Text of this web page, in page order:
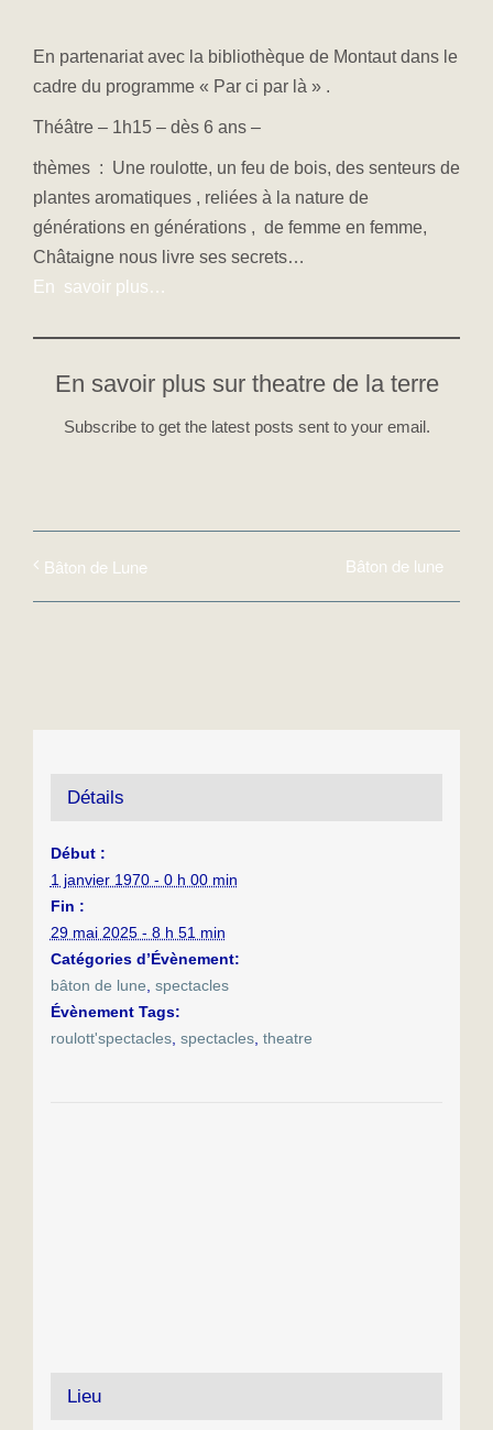
En partenariat avec la bibliothèque de Montaut dans le
cadre du programme « Par ci par là » .
Théâtre – 1h15 – dès 6 ans –
thèmes : Une roulotte, un feu de bois, des senteurs de
plantes aromatiques , reliées à la nature de
générations en générations , de femme en femme,
Châtaigne nous livre ses secrets…
En savoir plus…
En savoir plus sur theatre de la terre
Subscribe to get the latest posts sent to your email.
Bâton de Lune Bâton de lune
Détails
Début :
1 janvier 1970 - 0 h 00 min
Fin :
29 mai 2025 - 8 h 51 min
Catégories d’Évènement:
bâton de lune spectacles
Évènement Tags:
roulott'spectacles, spectacles, theatre
Lieu